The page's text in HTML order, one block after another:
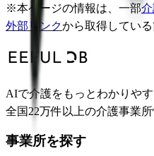
※本ページの情報は、一部
外部リンクから取得している
AIで介護をもっとわかりやす
全国22万件以上の介護事業所
事業所を探す